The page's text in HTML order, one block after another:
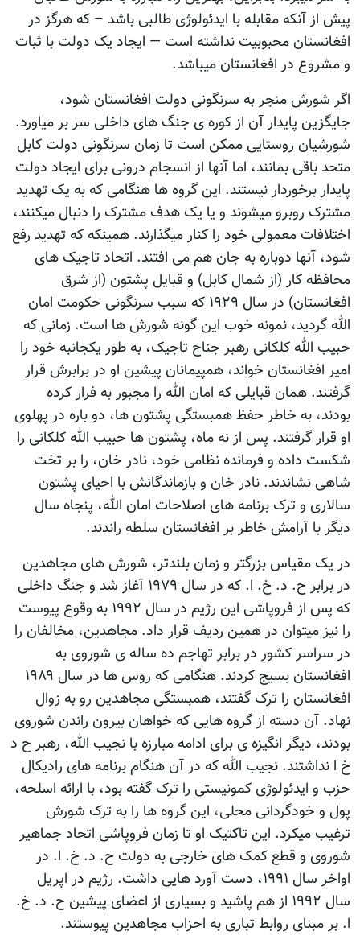
پیش از آنکه مقابله با ایدئولوژی طالبی باشد – که هرگز در
افغانستان محبوبیت نداشته است — ایجاد یک دولت با ثبات
و مشروع در افغانستان میباشد.
اگر شورش منجر به سرنگونی دولت افغانستان شود،
جایگزین پایدار آن از کوره ی جنگ های داخلی سر بر میاورد.
شورشیان روستایی ممکن است تا زمان سرنگونی دولت کابل
متحد باقی بمانند، اما آنها از انسجام درونی برای ایجاد دولت
پایدار برخوردار نیستند. این گروه ها هنگامی که به یک تهدید
مشترک روبرو میشوند و یا یک هدف مشترک را دنبال میکنند،
اختلافات معمولی خود را کنار میگذارند. همینکه که تهدید رفع
شود، آنها دوباره به جان هم می افتند. اتحاد تاجیک های
محافظه کار (از شمال کابل) و قبایل پشتون (از شرق
افغانستان) در سال ۱۹۲۹ که سبب سرنگونی حکومت امان
الله گردید، نمونه خوب این گونه شورش ها است. زمانی که
حبیب الله کلکانی رهبر جناح تاجیک، به طور یکجانبه خود را
امیر افغانستان خواند، همپیمانان پیشین او در برابرش قرار
گرفتند. همان قبایلی که امان الله را مجبور به فرار کرده
بودند، به خاطر حفظ همبستگی پشتون ها، دو باره در پهلوی
او قرار گرفتند. پس از نه ماه، پشتون ها حبیب الله کلکانی را
شکست داده و فرمانده نظامی خود، نادر خان، را بر تخت
شاهی نشاندند. نادر خان و بازماندگانش با احیای پشتون
سالاری و ترک برنامه های اصلاحات امان الله، پنجاه سال
دیگر با آرامش خاطر بر افغانستان سلطه راندند.
در یک مقیاس بزرگتر و زمان بلندتر، شورش های مجاهدین
در برابر ح. د. خ. ا. که در سال ۱۹۷۹ آغاز شد و جنگ داخلی
که پس از فروپاشی این رژیم در سال ۱۹۹۲ به وقوع پیوست
را نیز میتوان در همین ردیف قرار داد. مجاهدین، مخالفان را
در سراسر کشور در برابر تهاجم ده ساله ی شوروی به
افغانستان بسیج کردند. هنگامی که روس ها در سال ۱۹۸۹
افغانستان را ترک گفتند، همبستگی مجاهدین رو به زوال
نهاد. آن دسته از گروه هایی که خواهان بیرون راندن شوروی
بودند، دیگر انگیزه ی برای ادامه مبارزه با نجیب الله، رهبر ح د
خ ا نداشتند. نجیب الله که در آن هنگام برنامه های رادیکال
حزب و ایدئولوژی کمونیستی را ترک گفته بود، با ارائه اسلحه،
پول و خودگردانی محلی، این گروه ها را به ترک شورش
ترغیب میکرد. این تاکتیک او تا زمان فروپاشی اتحاد جماهیر
شوروی و قطع کمک های خارجی به دولت ح. د. خ. ا. در
اواخر سال ۱۹۹۱، دست آورد هایی داشت. رژیم در اپریل
سال ۱۹۹۲ از هم پاشید و بسیاری از اعضای پیشین ح. د. خ.
ا. بر مبنای روابط تباری به احزاب مجاهدین پیوستند.